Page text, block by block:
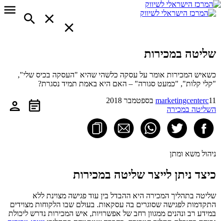
שליטה במכירות
כשאיש המכירות אומר על עסקה כלשהי שהיא "העסקה בכיס שלי",
"קלי קלות", "כמעט סגורה" – האם היא באמת תמיד נסגרת?
marketingcenterc11 בספטמבר 2018
השליטה במכירה
ניהול משא ומתן
כיצד ניתן לייצר שליטה במכירות
שליטה בתהליך המכירה היא ההבדל בין עוד פגישה מצוינת ללא
התקדמות לפגישה שסוגרים בה עסקאות. בעולם שבו הלקוחות מצוידים
במידע רב ונהנים ממגוון רחב של אפשרויות, איש המכירות נדרש ליכולת